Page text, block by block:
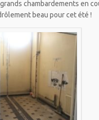
chambardements en
beau pour cet été !